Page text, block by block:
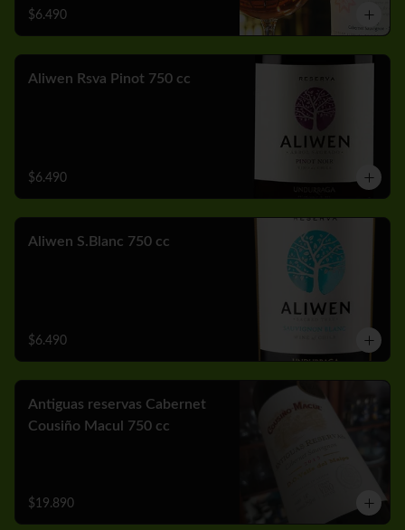
$6.490
Aliwen Rsva Pinot 750 cc
$6.490
Aliwen S.Blanc 750 cc
$6.490
Antiguas reservas Cabernet
Cousiño Macul 750 cc
$19.890